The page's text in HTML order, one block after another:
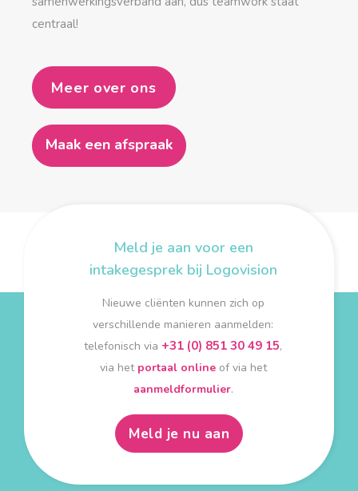
centraal!
Meer over ons
Maak een afspraak
Meld je aan voor een
intakegesprek bij Logovision
Nieuwe cliënten kunnen zich op
verschillende manieren aanmelden:
telefonisch via +31 (0) 851 30 49 15,
via het portaal onlineof via het
aanmeldformulier.
Meld je nu aan